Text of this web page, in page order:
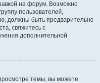
на форум. Возможно
пользователей,
должны быть предварительно
свяжитесь с
дополнительной
темы, вы можете